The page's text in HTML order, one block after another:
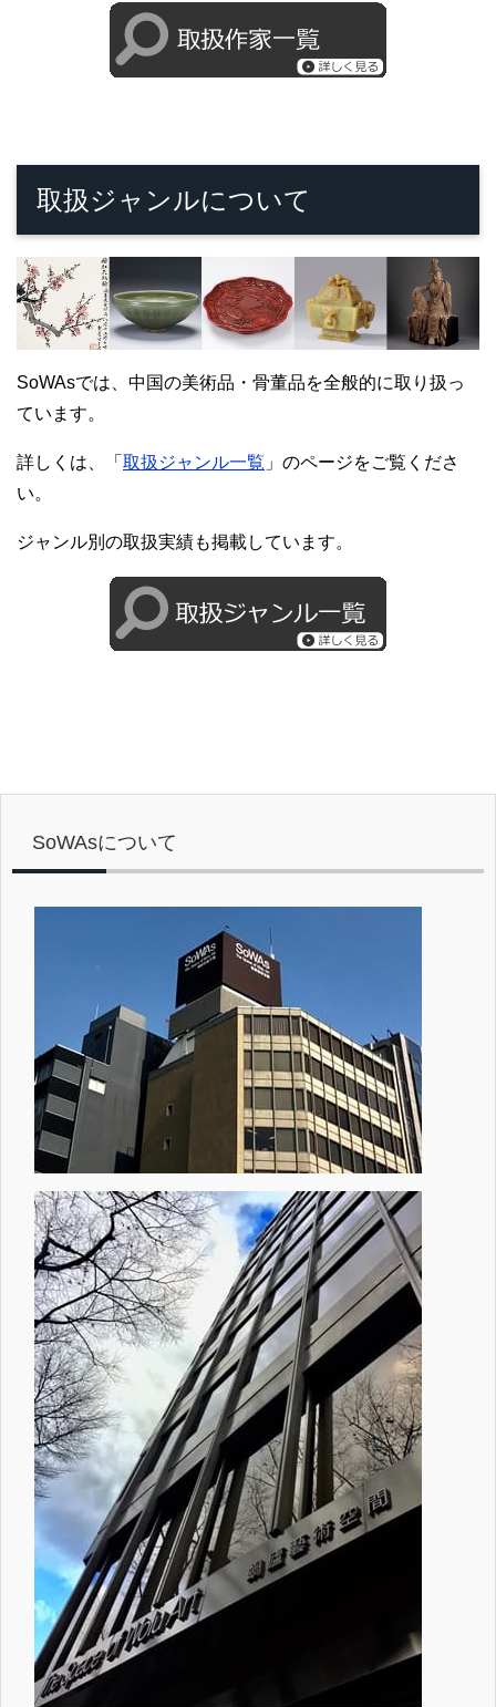
取扱ジャンルについて
SoWAsでは、中国の美術品・骨董品を全般的に取り扱っ
ています。
詳しくは、「 取扱ジャンル一覧 」のページをご覧くださ
い。
ジャンル別の取扱実績も掲載しています。
SoWAsについて